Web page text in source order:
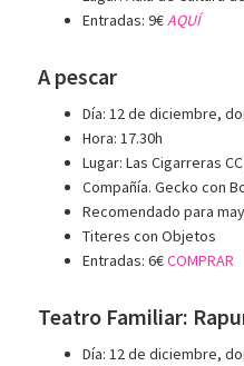
Entradas: 9€AQUÍ
A pescar
Día: 12 de diciembre,
Hora: 17.30h
Lugar: Las Cigarreras
Compañía. Gecko con
Recomendado para
Titeres con Objetos
Entradas: 6€COMPRAR
Teatro Familiar:
Día: 12 de diciembre,